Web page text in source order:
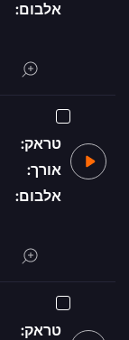
אלבום:
טראק:
אורך:
אלבום:
טראק: